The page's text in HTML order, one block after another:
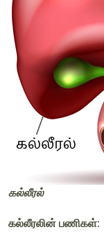
கல்லீரல்
கல்லீரலின் பணிகள்: